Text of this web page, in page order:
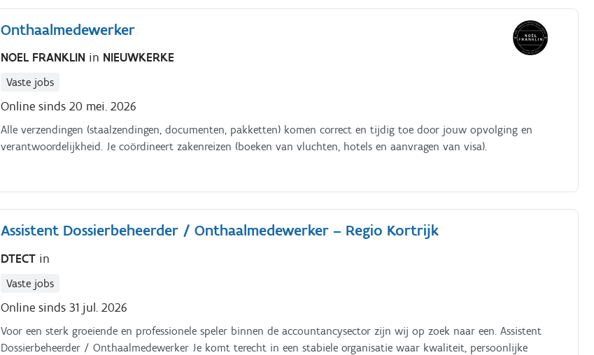
Onthaalmedewerker
NOEL FRANKLIN in NIEUWKERKE
Vaste jobs
Online sinds 20 mei. 2026
Alle verzendingen (staalzendingen, documenten, pakketten) komen correct en tijdig toe door jouw opvolging en
verantwoordelijkheid. Je coördineert zakenreizen (boeken van vluchten, hotels en aanvragen van visa).
Assistent Dossierbeheerder / Onthaalmedewerker – Regio Kortrijk
DTECT in
Vaste jobs
Online sinds 31 jul. 2026
Voor een sterk groeiende en professionele speler binnen de accountancysector zijn wij op zoek naar een. Assistent
Dossierbeheerder / Onthaalmedewerker Je komt terecht in een stabiele organisatie waar kwaliteit, persoonlijke